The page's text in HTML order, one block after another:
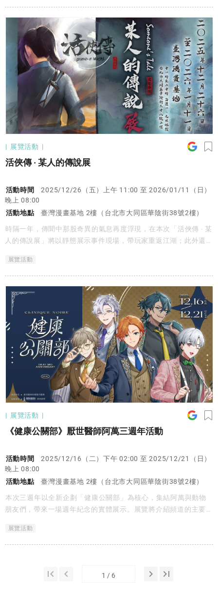
展覽活動
活俠傳 ‧ 某人的傳說展
活動時間
2025/12/26（五）上午 11:00 至 2026/01/11（日）
晚上 08:00
活動地點
臺灣漫畫基地 2樓（台北市大同區華陰街38號2樓）
時隔一年，傳聞中那股奇異的氣息再度浮現，在本次「活俠傳 ‧ 某
人的傳說展」將以靜態展示事件現場，帶玩家重返江湖；此外還有
展覽活動
展覽活動
《健康公關部》厭世醫師阿萬三週年活動
活動時間
2025/12/16（二）下午 02:00 至 2025/12/21（日）
晚上 08:00
活動地點
臺灣漫畫基地 2樓（台北市大同區華陰街38號2樓）
本次三週年以全新企劃「健康公關部」為核心，集結阿萬與動物
朋友們，帶來一場週年紀念的實體展示。展覽將介紹頻道的主要角
世界觀延伸。現場設有留言牆、限定視覺與成員立牌，帶領觀眾走
進屬於阿萬頻道的獨特宇宙。
展覽活動
first_page keyboard_arrow_left keyboard_arrow_right last_page